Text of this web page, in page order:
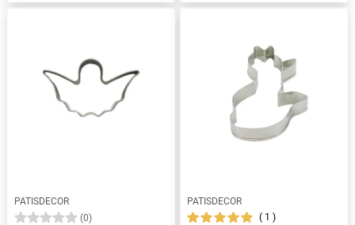
PATISDECOR
(0)
PATISDECOR
1